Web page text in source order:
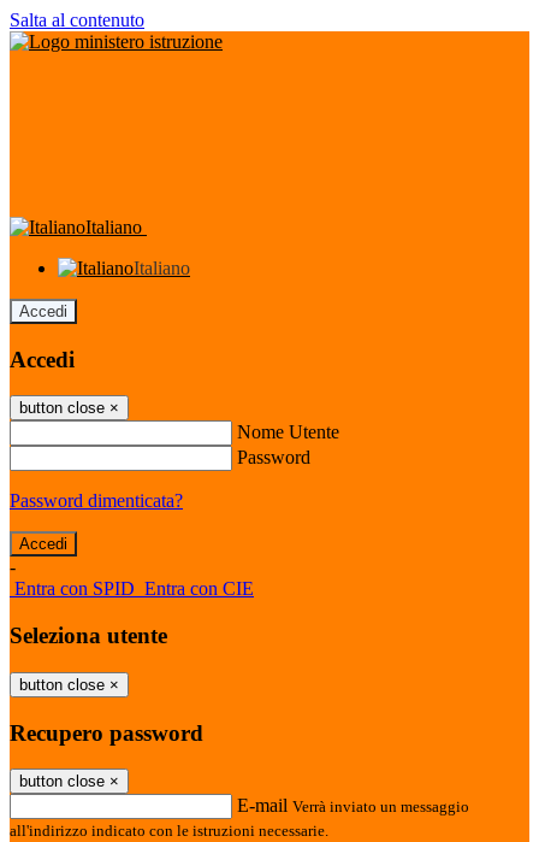
Salta al contenuto
Italiano
Italiano
Accedi
Accedi
button close ×
Nome Utente
Password
Password dimenticata?
-
Entra con SPID Entra con CIE
Seleziona utente
button close ×
Recupero password
button close ×
E-mail Verrà inviato un messaggio
all'indirizzo indicato con le istruzioni necessarie.